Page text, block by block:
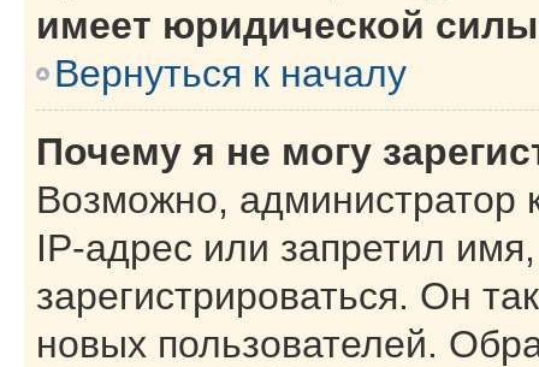
имеет юридической
Вернуться к началу
Почему я не могу
Возможно, администратор
IP-адрес или запретил
зарегистрироваться. Он
новых пользователей.